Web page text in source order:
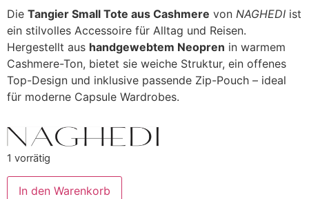
Die Tangier Small Tote aus Cashmere von NAGHEDI ist
ein stilvolles Accessoire für Alltag und Reisen.
Hergestellt aus handgewebtem Neopren in warmem
Cashmere-Ton, bietet sie weiche Struktur, ein offenes
Top-Design und inklusive passende Zip-Pouch – ideal
für moderne Capsule Wardrobes.
1 vorrätig
In den Warenkorb